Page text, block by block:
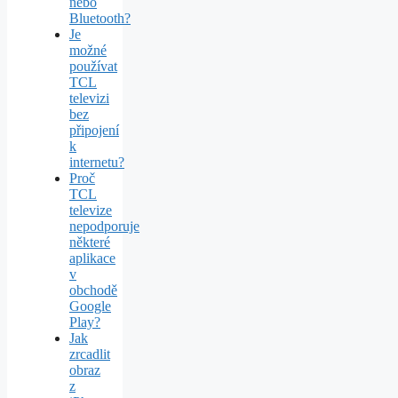
Bluetooth?
Je
možné
používat
TCL
televizi
bez
připojení
k
internetu?
Proč
TCL
televize
nepodporuje
některé
aplikace
v
obchodě
Google
Play?
Jak
zrcadlit
obraz
z